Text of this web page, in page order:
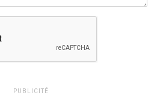
PUBLICITÉ